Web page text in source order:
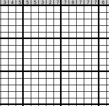
3 4 5 5 5 3 2 7 7 8 7 7 7 6